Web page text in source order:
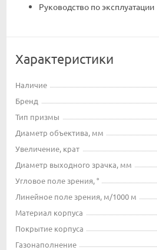
Руководство по эксплуатации
Характеристики
Наличие
Бренд
Тип призмы
Диаметр объектива, мм
Увеличение, крат
Диаметр выходного зрачка, мм
Угловое поле зрения, °
Линейное поле зрения, м/1000 м
Материал корпуса
Покрытие корпуса
Газонаполнение